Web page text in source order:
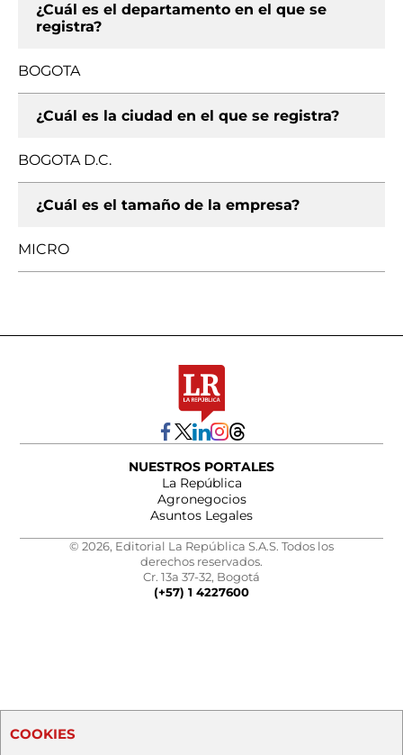
¿Cuál es el departamento en el que se
registra?
BOGOTA
¿Cuál es la ciudad en el que se registra?
BOGOTA D.C.
¿Cuál es el tamaño de la empresa?
MICRO
NUESTROS PORTALES
La República
Agronegocios
Asuntos Legales
© 2026, Editorial La República S.A.S. Todos los
derechos reservados.
Cr. 13a 37-32, Bogotá
(+57) 1 4227600
COOKIES